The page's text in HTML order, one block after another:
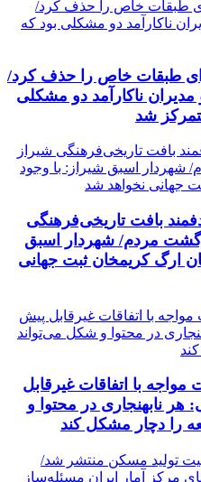
طبقات خاص را حذف کرد/
مدیران ناکارآمد دو مشکلی
شد
بافت تاریخی‌فرهنگی
مردم/ شهردار اسبق
ارگ کریمخان ثبت جهانی
با اتفاقات غیرقابل
نابهنجاری در محتوا و
را دچار مشکل کند